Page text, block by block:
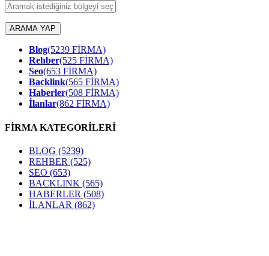
ARAMA YAP
Blog(5239 FİRMA)
Rehber(525 FİRMA)
Seo(653 FİRMA)
Backlink(565 FİRMA)
Haberler(508 FİRMA)
İlanlar(862 FİRMA)
FİRMA KATEGORİLERİ
BLOG (5239)
REHBER (525)
SEO (653)
BACKLINK (565)
HABERLER (508)
İLANLAR (862)